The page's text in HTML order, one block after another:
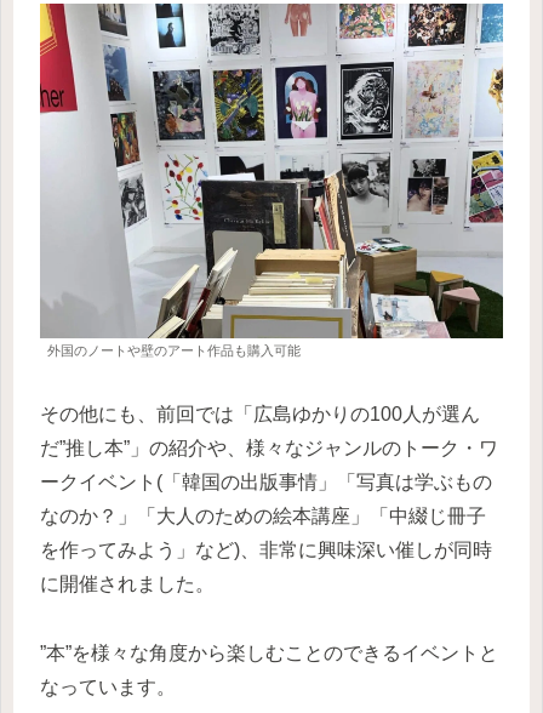
外国のノートや壁のアート作品も購入可能
その他にも、前回では「広島ゆかりの100人が選ん
だ”推し本”」の紹介や、様々なジャンルのトーク・ワ
ークイベント(「韓国の出版事情」「写真は学ぶもの
なのか？」「大人のための絵本講座」「中綴じ冊子
を作ってみよう」など)、非常に興味深い催しが同時
に開催されました。
”本”を様々な角度から楽しむことのできるイベントと
なっています。